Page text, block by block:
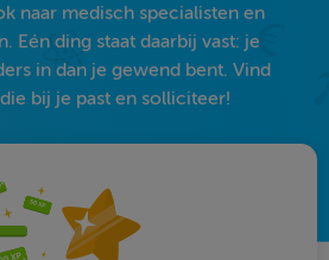
naar medisch specialisten en
Eén ding staat daarbij vast: je
in dan je gewend bent. Vind
bij je past en solliciteer!